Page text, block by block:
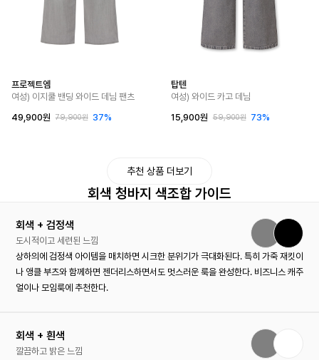
프로젝트엠
여성) 이지쿨 밴딩 와이드 데님 팬츠
49,900원
79,900원 37%
탑텐
여성) 와이드 카고 데님
15,900원
59,900원 73%
추천 상품 더보기
회색 청바지 색조합 가이드
회색 + 검정색
도시적이고 세련된 느낌
상하의에 검정색 아이템을 매치하면 시크한 분위기가 극대화된다. 특히 가죽 재킷이
나 앵클 부츠와 함께하면 젠더리스하면서도 멋스러운 룩을 완성한다. 비즈니스 캐주
얼이나 모임룩에 추천한다.
회색 + 흰색
깔끔하고 밝은 느낌